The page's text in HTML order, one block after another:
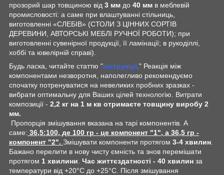
прозорий шар товщиною від 3 мм до 40 мм в меблевій
промисловості: а саме при влаштуванні стільниць,
виготовленні «СЛЕБІВ» (СТОЛИ З ЦІННИХ СОРТІВ
ДЕРЕВИНИ, АВТОРСЬКІ МЕБЛІ РУЧНОЇ РОБОТИ); при
виготовленні сувенірної продукції, її ламінації; в рукоділлі,
хоббі та ювелірній справі).
Будь ласка, читайте статтю "інструкції." Реакція між
компонентами незворотня, наполегливо рекомендуємо
спочатку потренуватися на невеликих пробних зразках -
вибрати оптимальну для Ваших цілей технологію. Витрати
композиції - 2,2 кг на 1 м кв отримаєте товщину виробу 2
мм.
Пропорція змішування вказана на тарі компонентів. А
саме: 36,5:100, де 100 гр - це компонент "1", а 36,5 гр -
компонент "2". Змішувати компоненти протягом 3-4 хвилин
Бажано перелити в нову чисту ємність та знов перемішати
протягом 1 хвилини Час життєздатності - 40 хвилин за
температури від +20°С до +25°С. Після змішування